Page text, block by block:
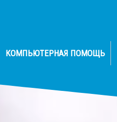
КОМПЬЮТЕРНАЯ ПОМОЩЬ